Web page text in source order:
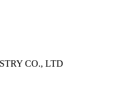
CO., LTD